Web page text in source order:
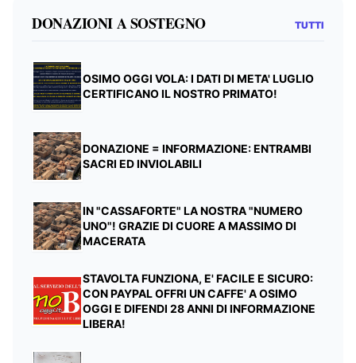
DONAZIONI A SOSTEGNO TUTTI
OSIMO OGGI VOLA: I DATI DI META' LUGLIO
CERTIFICANO IL NOSTRO PRIMATO!
DONAZIONE = INFORMAZIONE: ENTRAMBI
SACRI ED INVIOLABILI
IN "CASSAFORTE" LA NOSTRA "NUMERO
UNO"! GRAZIE DI CUORE A MASSIMO DI
MACERATA
STAVOLTA FUNZIONA, E' FACILE E SICURO:
CON PAYPAL OFFRI UN CAFFE' A OSIMO
OGGI E DIFENDI 28 ANNI DI INFORMAZIONE
LIBERA!